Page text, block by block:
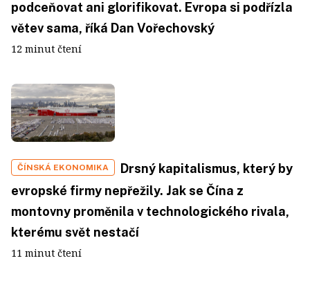
podceňovat ani glorifikovat. Evropa si podřízla
větev sama, říká Dan Vořechovský
12 minut čtení
ČÍNSKÁ EKONOMIKA
Drsný kapitalismus, který by
evropské firmy nepřežily. Jak se Čína z
montovny proměnila v technologického rivala,
kterému svět nestačí
11 minut čtení